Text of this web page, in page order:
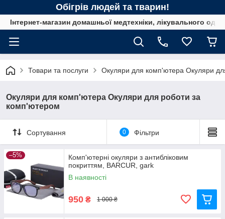
Обігрів людей та тварин!
Інтернет-магазин домашньої медтехніки, лікувального
Товари та послуги Окуляри для комп'ютера Окуляри
Окуляри для комп'ютера Окуляри для роботи за
комп'ютером
Сортування 0 Фільтри
–5%
Комп'ютерні окуляри з антибліковим
покриттям, BARCUR, gark
В наявності
950 ₴ 1 000 ₴